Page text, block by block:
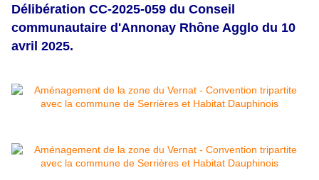
Délibération CC-2025-059 du Conseil
communautaire d'Annonay Rhône Agglo du 10
avril 2025.